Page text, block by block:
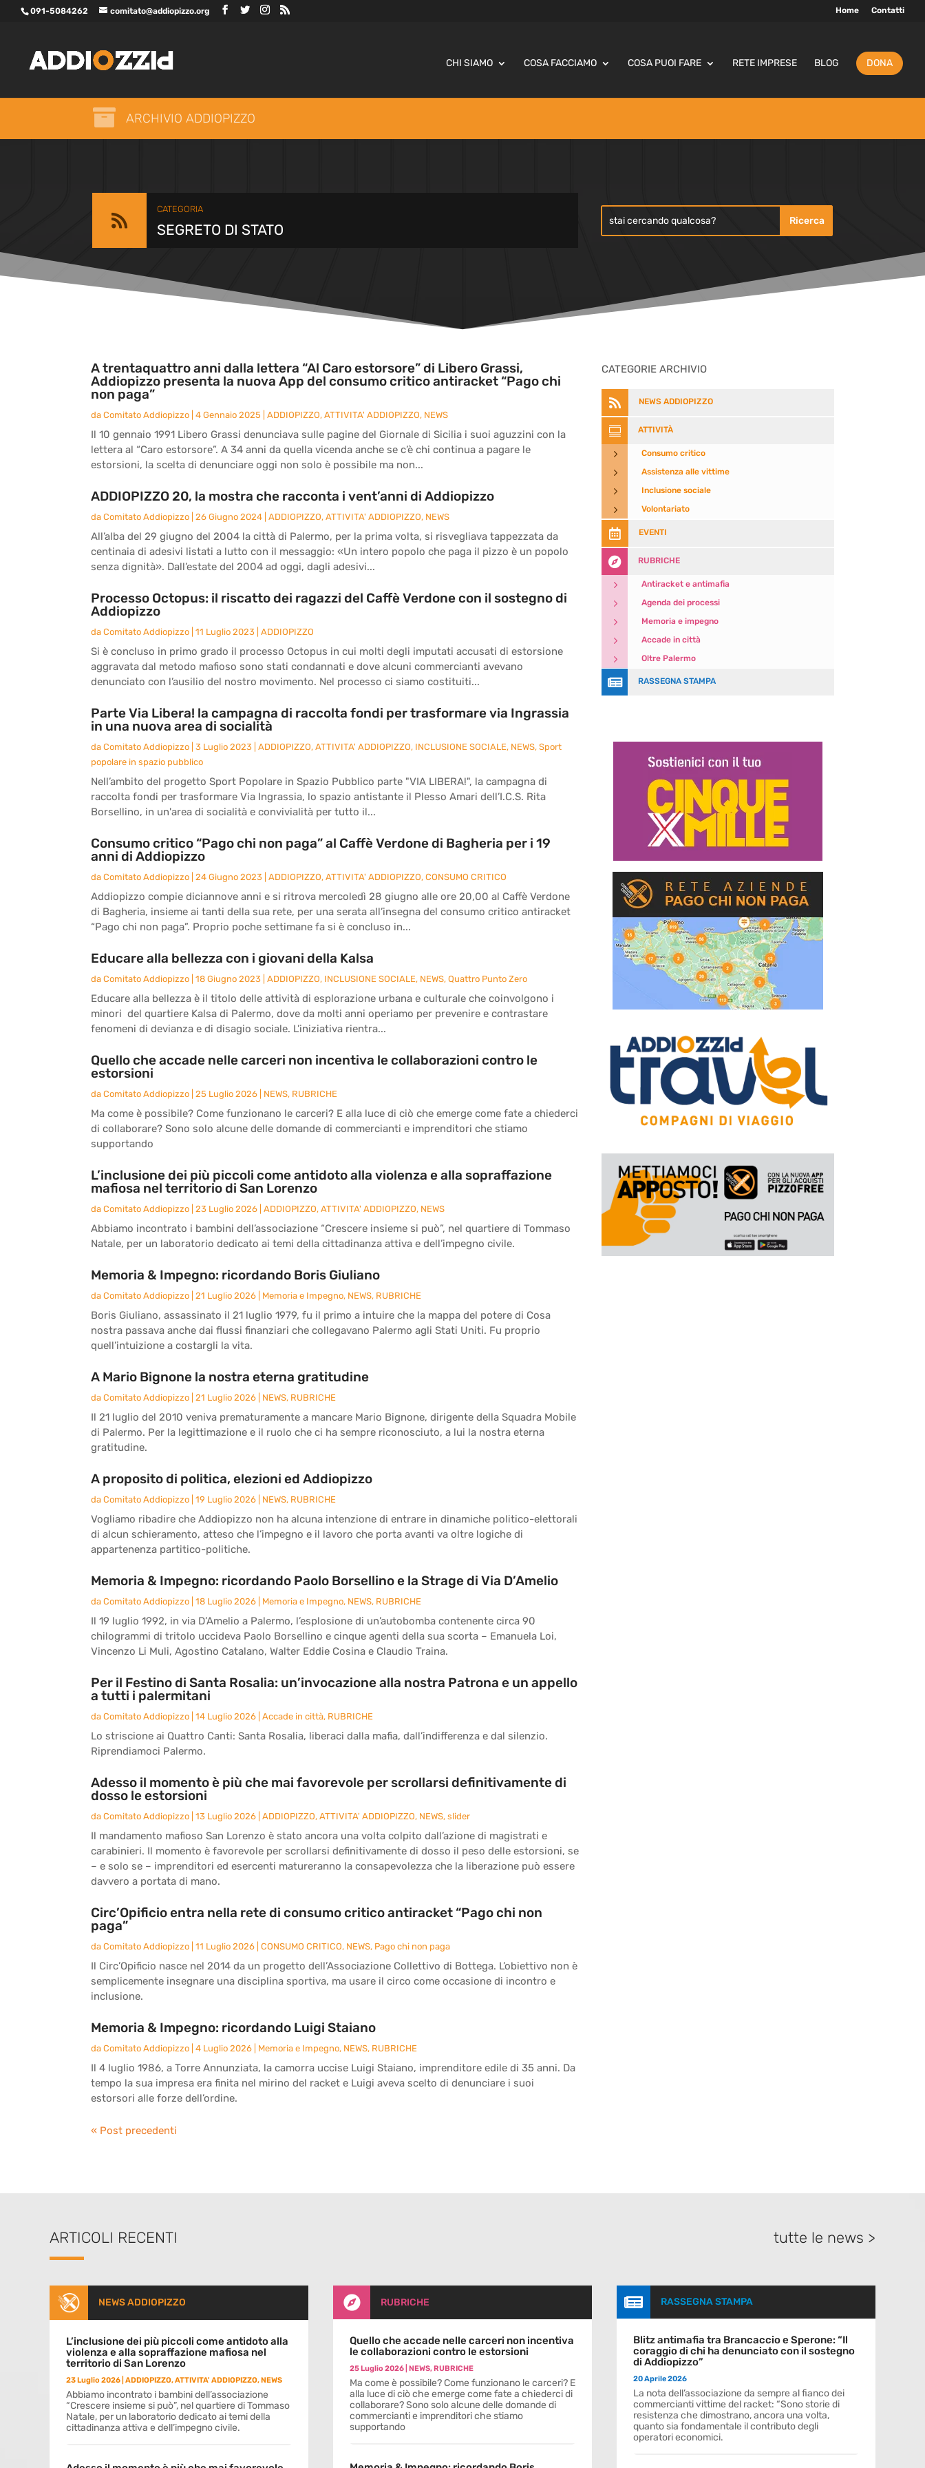
091-5084262 comitato@addiopizzo.org Home Contatti
CHI SIAMO COSA FACCIAMO COSA PUOI FARE RETE IMPRESE BLOG DONA
 ARCHIVIO ADDIOPIZZO

CATEGORIA
SEGRETO DI STATO
A trentaquattro anni dalla lettera “Al Caro estorsore” di Libero Grassi,
Addiopizzo presenta la nuova App del consumo critico antiracket “Pago chi
non paga”
da Comitato Addiopizzo 4 Gennaio 2025 ADDIOPIZZO, ATTIVITA' ADDIOPIZZO, NEWS
Il 10 gennaio 1991 Libero Grassi denunciava sulle pagine del Giornale di Sicilia i suoi aguzzini con la
lettera al “Caro estorsore”. A 34 anni da quella vicenda anche se c’è chi continua a pagare le
estorsioni, la scelta di denunciare oggi non solo è possibile ma non...
ADDIOPIZZO 20, la mostra che racconta i vent’anni di Addiopizzo
da Comitato Addiopizzo 26 Giugno 2024 ADDIOPIZZO, ATTIVITA' ADDIOPIZZO, NEWS
All’alba del 29 giugno del 2004 la città di Palermo, per la prima volta, si risvegliava tappezzata da
centinaia di adesivi listati a lutto con il messaggio: «Un intero popolo che paga il pizzo è un popolo
senza dignità». Dall’estate del 2004 ad oggi, dagli adesivi...
Processo Octopus: il riscatto dei ragazzi del Caffè Verdone con il sostegno di
Addiopizzo
da Comitato Addiopizzo 11 Luglio 2023 ADDIOPIZZO
Si è concluso in primo grado il processo Octopus in cui molti degli imputati accusati di estorsione
aggravata dal metodo mafioso sono stati condannati e dove alcuni commercianti avevano
denunciato con l’ausilio del nostro movimento. Nel processo ci siamo costituiti...
Parte Via Libera! la campagna di raccolta fondi per trasformare via Ingrassia
in una nuova area di socialità
da Comitato Addiopizzo 3 Luglio 2023 ADDIOPIZZO, ATTIVITA' ADDIOPIZZO, INCLUSIONE SOCIALE, NEWS, Sport
popolare in spazio pubblico
Nell’ambito del progetto Sport Popolare in Spazio Pubblico parte "VIA LIBERA!", la campagna di
raccolta fondi per trasformare Via Ingrassia, lo spazio antistante il Plesso Amari dell’I.C.S. Rita
Borsellino, in un'area di socialità e convivialità per tutto il...
Consumo critico “Pago chi non paga” al Caffè Verdone di Bagheria per i 19
anni di Addiopizzo
da Comitato Addiopizzo 24 Giugno 2023 ADDIOPIZZO, ATTIVITA' ADDIOPIZZO, CONSUMO CRITICO
Addiopizzo compie diciannove anni e si ritrova mercoledì 28 giugno alle ore 20,00 al Caffè Verdone
di Bagheria, insieme ai tanti della sua rete, per una serata all’insegna del consumo critico antiracket
“Pago chi non paga”. Proprio poche settimane fa si è concluso in...
Educare alla bellezza con i giovani della Kalsa
da Comitato Addiopizzo 18 Giugno 2023 ADDIOPIZZO, INCLUSIONE SOCIALE, NEWS, Quattro Punto Zero
Educare alla bellezza è il titolo delle attività di esplorazione urbana e culturale che coinvolgono i
minori del quartiere Kalsa di Palermo, dove da molti anni operiamo per prevenire e contrastare
fenomeni di devianza e di disagio sociale. L’iniziativa rientra...
Quello che accade nelle carceri non incentiva le collaborazioni contro le
estorsioni
da Comitato Addiopizzo 25 Luglio 2026 NEWS, RUBRICHE
Ma come è possibile? Come funzionano le carceri? E alla luce di ciò che emerge come fate a chiederci
di collaborare? Sono solo alcune delle domande di commercianti e imprenditori che stiamo
supportando
L’inclusione dei più piccoli come antidoto alla violenza e alla sopraffazione
mafiosa nel territorio di San Lorenzo
da Comitato Addiopizzo 23 Luglio 2026 ADDIOPIZZO, ATTIVITA' ADDIOPIZZO, NEWS
Abbiamo incontrato i bambini dell’associazione “Crescere insieme si può”, nel quartiere di Tommaso
Natale, per un laboratorio dedicato ai temi della cittadinanza attiva e dell’impegno civile.
Memoria & Impegno: ricordando Boris Giuliano
da Comitato Addiopizzo 21 Luglio 2026 Memoria e Impegno, NEWS, RUBRICHE
Boris Giuliano, assassinato il 21 luglio 1979, fu il primo a intuire che la mappa del potere di Cosa
nostra passava anche dai flussi finanziari che collegavano Palermo agli Stati Uniti. Fu proprio
quell’intuizione a costargli la vita.
A Mario Bignone la nostra eterna gratitudine
da Comitato Addiopizzo 21 Luglio 2026 NEWS, RUBRICHE
Il 21 luglio del 2010 veniva prematuramente a mancare Mario Bignone, dirigente della Squadra Mobile
di Palermo. Per la legittimazione e il ruolo che ci ha sempre riconosciuto, a lui la nostra eterna
gratitudine.
A proposito di politica, elezioni ed Addiopizzo
da Comitato Addiopizzo 19 Luglio 2026 NEWS, RUBRICHE
Vogliamo ribadire che Addiopizzo non ha alcuna intenzione di entrare in dinamiche politico-elettorali
di alcun schieramento, atteso che l’impegno e il lavoro che porta avanti va oltre logiche di
appartenenza partitico-politiche.
Memoria & Impegno: ricordando Paolo Borsellino e la Strage di Via D’Amelio
da Comitato Addiopizzo 18 Luglio 2026 Memoria e Impegno, NEWS, RUBRICHE
Il 19 luglio 1992, in via D’Amelio a Palermo, l’esplosione di un’autobomba contenente circa 90
chilogrammi di tritolo uccideva Paolo Borsellino e cinque agenti della sua scorta – Emanuela Loi,
Vincenzo Li Muli, Agostino Catalano, Walter Eddie Cosina e Claudio Traina.
Per il Festino di Santa Rosalia: un’invocazione alla nostra Patrona e un appello
a tutti i palermitani
da Comitato Addiopizzo 14 Luglio 2026 Accade in città, RUBRICHE
Lo striscione ai Quattro Canti: Santa Rosalia, liberaci dalla mafia, dall’indifferenza e dal silenzio.
Riprendiamoci Palermo.
Adesso il momento è più che mai favorevole per scrollarsi definitivamente di
dosso le estorsioni
da Comitato Addiopizzo 13 Luglio 2026 ADDIOPIZZO, ATTIVITA' ADDIOPIZZO, NEWS, slider
Il mandamento mafioso San Lorenzo è stato ancora una volta colpito dall’azione di magistrati e
carabinieri. Il momento è favorevole per scrollarsi definitivamente di dosso il peso delle estorsioni, se
– e solo se – imprenditori ed esercenti matureranno la consapevolezza che la liberazione può essere
davvero a portata di mano.
Circ’Opificio entra nella rete di consumo critico antiracket “Pago chi non
paga”
da Comitato Addiopizzo 11 Luglio 2026 CONSUMO CRITICO, NEWS, Pago chi non paga
Il Circ’Opificio nasce nel 2014 da un progetto dell’Associazione Collettivo di Bottega. L’obiettivo non è
semplicemente insegnare una disciplina sportiva, ma usare il circo come occasione di incontro e
inclusione.
Memoria & Impegno: ricordando Luigi Staiano
da Comitato Addiopizzo 4 Luglio 2026 Memoria e Impegno, NEWS, RUBRICHE
Il 4 luglio 1986, a Torre Annunziata, la camorra uccise Luigi Staiano, imprenditore edile di 35 anni. Da
tempo la sua impresa era finita nel mirino del racket e Luigi aveva scelto di denunciare i suoi
estorsori alle forze dell’ordine.
« Post precedenti
CATEGORIE ARCHIVIO
 NEWS ADDIOPIZZO
 ATTIVITÀ
5 Consumo critico
5 Assistenza alle vittime
5 Inclusione sociale
5 Volontariato
 EVENTI
 RUBRICHE
5 Antiracket e antimafia
5 Agenda dei processi
5 Memoria e impegno
5 Accade in città
5 Oltre Palermo
 RASSEGNA STAMPA
ARTICOLI RECENTI tutte le news >
NEWS ADDIOPIZZO
L’inclusione dei più piccoli come antidoto alla
violenza e alla sopraffazione mafiosa nel
territorio di San Lorenzo
23 Luglio 2026 ADDIOPIZZO,ATTIVITA' ADDIOPIZZO, NEWS
Abbiamo incontrato i bambini dell’associazione
“Crescere insieme si può”, nel quartiere di Tommaso
Natale, per un laboratorio dedicato ai temi della
cittadinanza attiva e dell’impegno civile.
 RUBRICHE
Quello che accade nelle carceri non incentiva
le collaborazioni contro le estorsioni
25 Luglio 2026| NEWS, RUBRICHE
Ma come è possibile? Come funzionano le carceri? E
alla luce di ciò che emerge come fate a chiederci di
collaborare? Sono solo alcune delle domande di
commercianti e imprenditori che stiamo
supportando
 RASSEGNA STAMPA
Blitz antimafia tra Brancaccio e Sperone: “Il
coraggio di chi ha denunciato con il sostegno
di Addiopizzo”
20 Aprile 2026
La nota dell’associazione da sempre al fianco dei
commercianti vittime del racket: “Sono storie di
resistenza che dimostrano, ancora una volta,
quanto sia fondamentale il contributo degli
operatori economici.